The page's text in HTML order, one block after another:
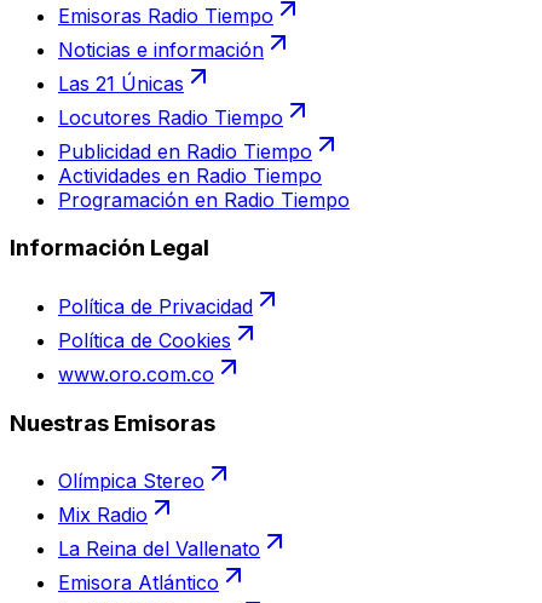
Emisoras Radio Tiempo
Noticias e información
Las 21 Únicas
Locutores Radio Tiempo
Publicidad en Radio Tiempo
Actividades en Radio Tiempo
Programación en Radio Tiempo
Información Legal
Política de Privacidad
Política de Cookies
www.oro.com.co
Nuestras Emisoras
Olímpica Stereo
Mix Radio
La Reina del Vallenato
Emisora Atlántico